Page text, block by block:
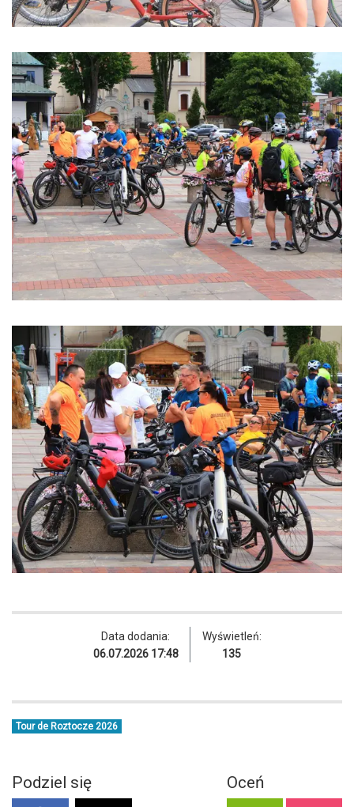
Data dodania:
06.07.2026 17:48
Wyświetleń:
135
Tour de Roztocze 2026
Podziel się Oceń